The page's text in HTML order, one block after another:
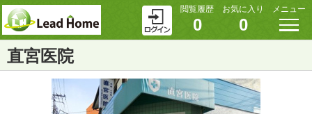
閲覧履歴
0
お気に入り
0
メニュー
直宮医院